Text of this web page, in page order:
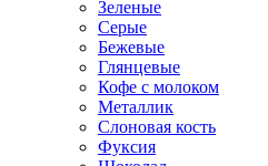
Зеленые
Серые
Бежевые
Глянцевые
Кофе с молоком
Металлик
Слоновая кость
Фуксия